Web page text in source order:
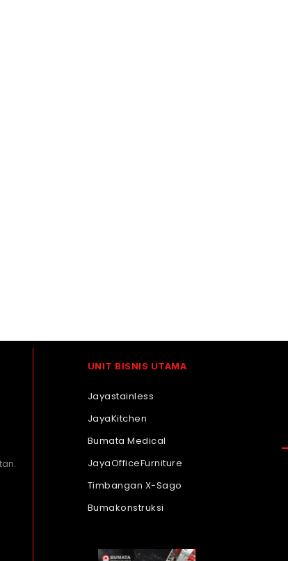
UNIT BISNIS UTAMA
Jayastainless
JayaKitchen
Bumata Medical
JayaOfficeFurniture
Timbangan X-Sago
Bumakonstruksi